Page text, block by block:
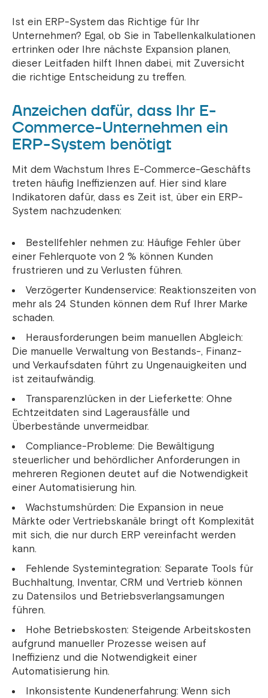
Ist ein ERP-System das Richtige für Ihr
Unternehmen? Egal, ob Sie in Tabellenkalkulationen
ertrinken oder Ihre nächste Expansion planen,
dieser Leitfaden hilft Ihnen dabei, mit Zuversicht
die richtige Entscheidung zu treffen.
Anzeichen dafür, dass Ihr E-
Commerce-Unternehmen ein
ERP-System benötigt
Mit dem Wachstum Ihres E-Commerce-Geschäfts
treten häufig Ineffizienzen auf. Hier sind klare
Indikatoren dafür, dass es Zeit ist, über ein ERP-
System nachzudenken:
Bestellfehler nehmen zu: Häufige Fehler über
einer Fehlerquote von 2 % können Kunden
frustrieren und zu Verlusten führen.
Verzögerter Kundenservice: Reaktionszeiten von
mehr als 24 Stunden können dem Ruf Ihrer Marke
schaden.
Herausforderungen beim manuellen Abgleich:
Die manuelle Verwaltung von Bestands-, Finanz-
und Verkaufsdaten führt zu Ungenauigkeiten und
ist zeitaufwändig.
Transparenzlücken in der Lieferkette: Ohne
Echtzeitdaten sind Lagerausfälle und
Überbestände unvermeidbar.
Compliance-Probleme: Die Bewältigung
steuerlicher und behördlicher Anforderungen in
mehreren Regionen deutet auf die Notwendigkeit
einer Automatisierung hin.
Wachstumshürden: Die Expansion in neue
Märkte oder Vertriebskanäle bringt oft Komplexität
mit sich, die nur durch ERP vereinfacht werden
kann.
Fehlende Systemintegration: Separate Tools für
Buchhaltung, Inventar, CRM und Vertrieb können
zu Datensilos und Betriebsverlangsamungen
führen.
Hohe Betriebskosten: Steigende Arbeitskosten
aufgrund manueller Prozesse weisen auf
Ineffizienz und die Notwendigkeit einer
Automatisierung hin.
Inkonsistente Kundenerfahrung: Wenn sich